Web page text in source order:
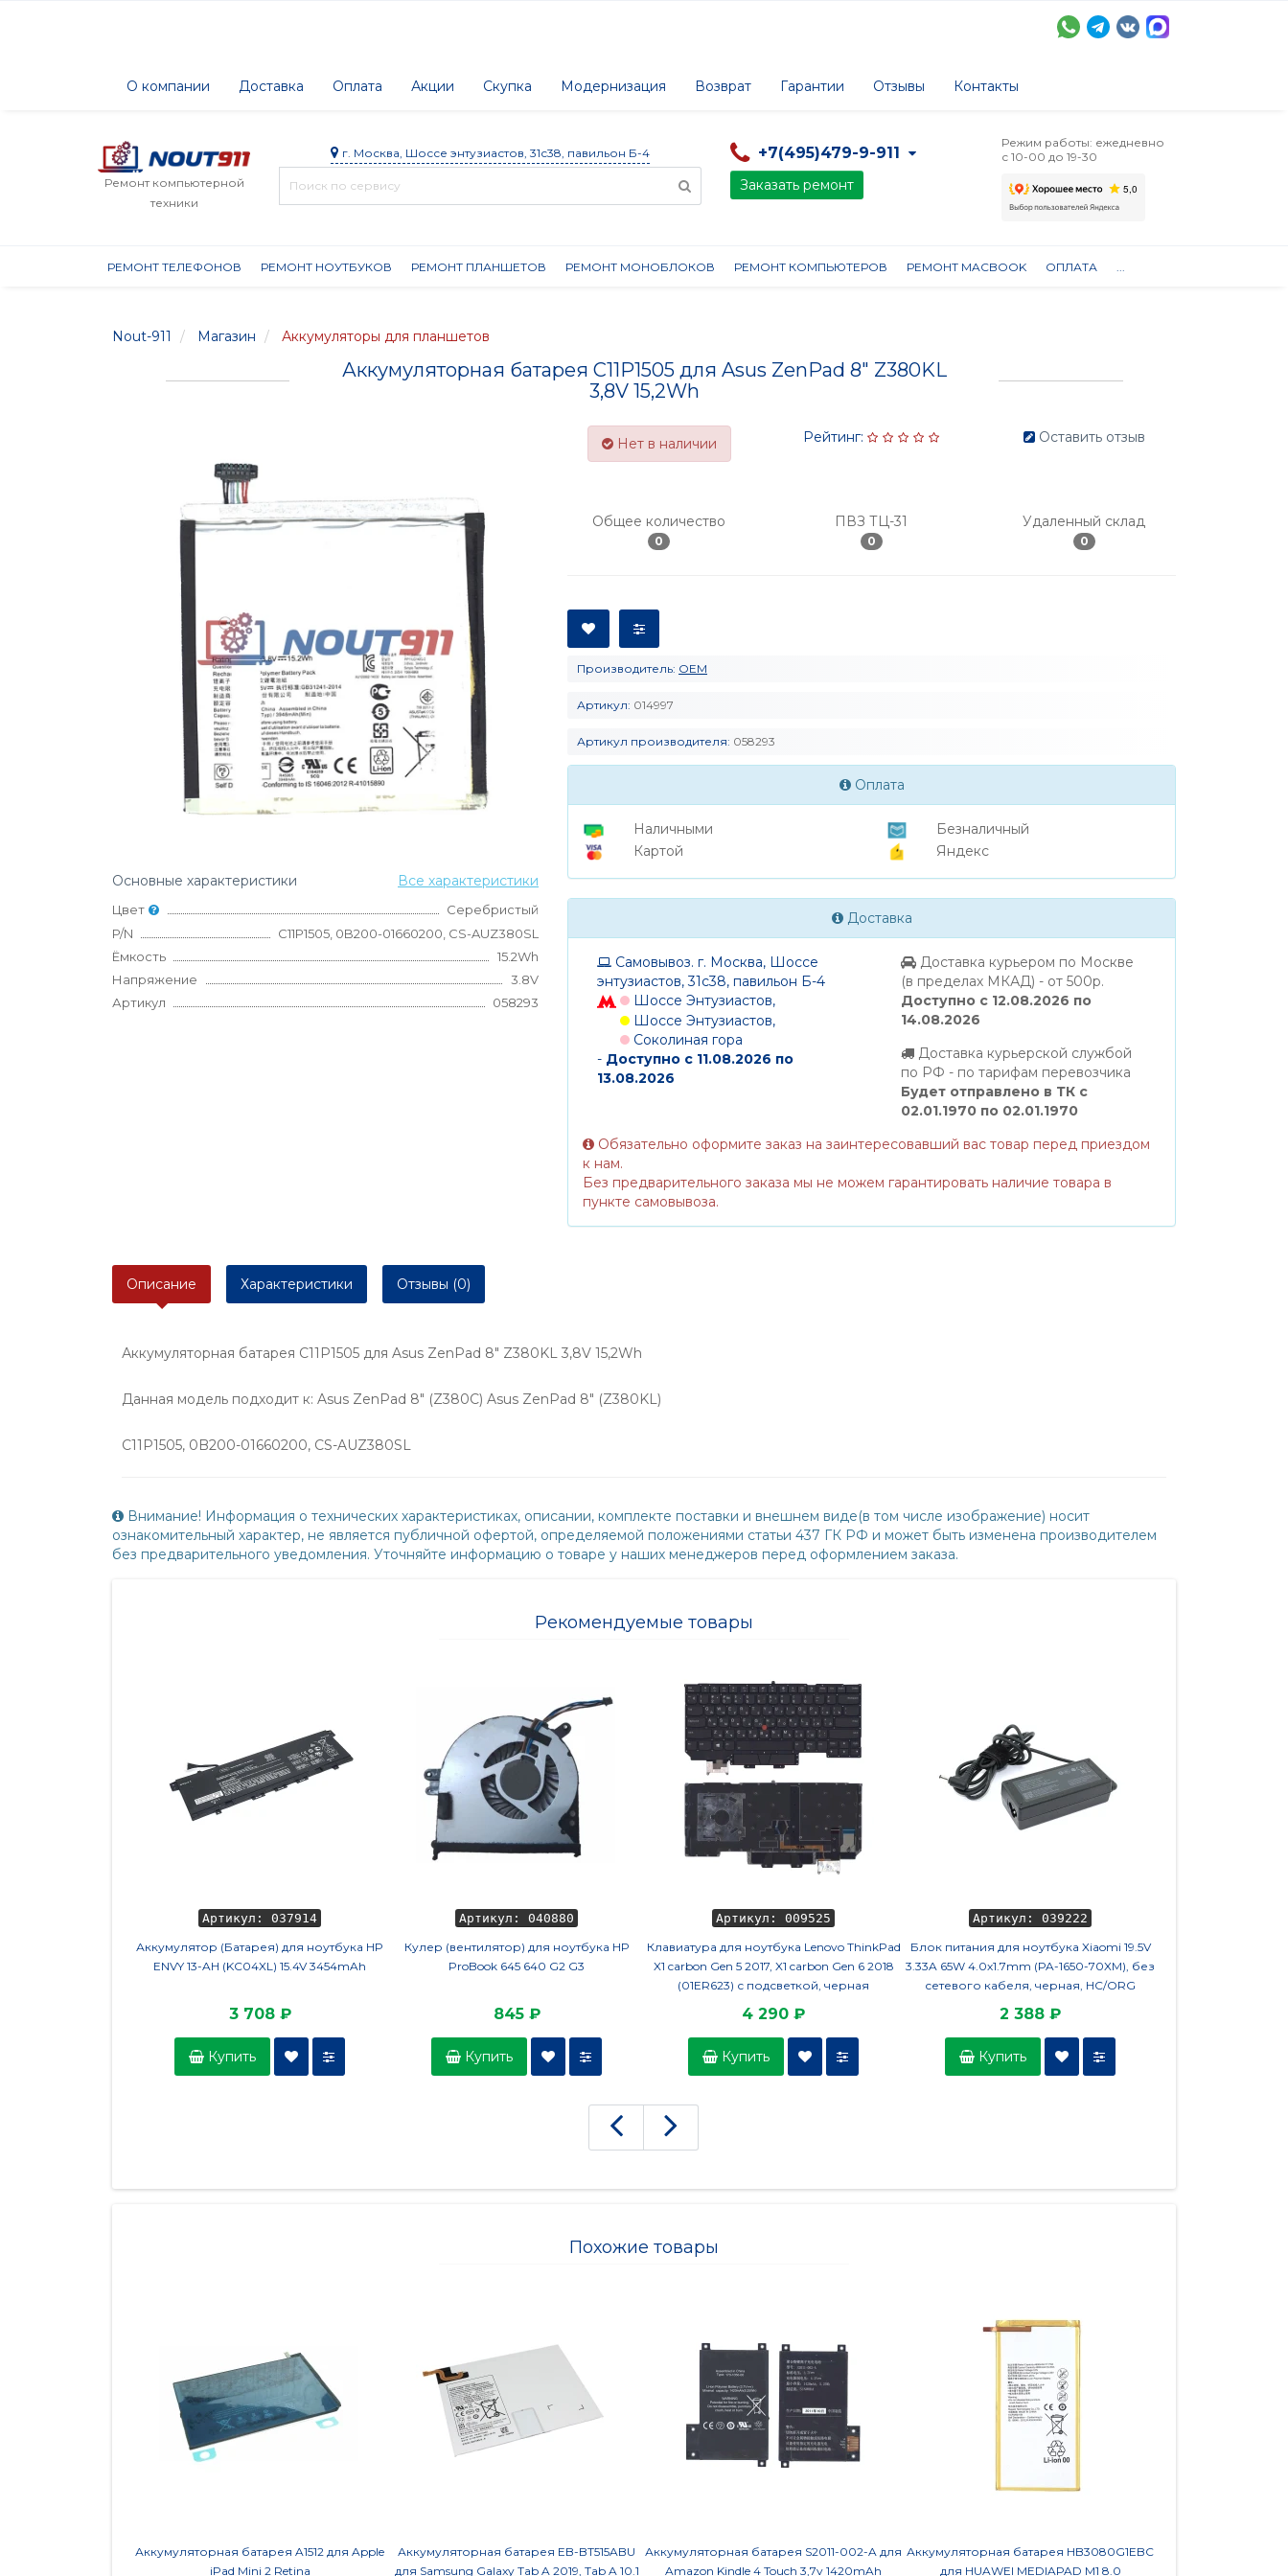
О компании Доставка Оплата Акции Скупка Модернизация Возврат Гарантии Отзывы Контакты
Ремонт компьютерной
техники
г. Москва, Шоссе энтузиастов, 31с38, павильон Б-4 +7(495)479-9-911
Заказать ремонт
Режим работы: ежедневно
с 10-00 до 19-30
РЕМОНТ ТЕЛЕФОНОВ РЕМОНТ НОУТБУКОВ РЕМОНТ ПЛАНШЕТОВ РЕМОНТ МОНОБЛОКОВ РЕМОНТ КОМПЬЮТЕРОВ РЕМОНТ MACBOOK ОПЛАТА ...
Nout-911 Магазин Аккумуляторы для планшетов
Аккумуляторная батарея C11P1505 для Asus ZenPad 8" Z380KL
3,8V 15,2Wh
Основные характеристики Все характеристики
Цвет
Серебристый
P/N
C11P1505, 0B200-01660200, CS-AUZ380SL
Ёмкость
15.2Wh
Напряжение
3.8V
Артикул
058293
Нет в наличии
Общее количество
0
Рейтинг:
ПВЗ ТЦ-31
0
Оставить отзыв
Удаленный склад
0
Производитель: OEM
Артикул: 014997
Артикул производителя: 058293
Оплата
Наличными
Картой
Безналичный
Яндекс
Доставка
Самовывоз. г. Москва, Шоссе
энтузиастов, 31с38, павильон Б-4
Шоссе Энтузиастов,
Шоссе Энтузиастов,
Соколиная гора
- Доступно с 11.08.2026 по
13.08.2026
Доставка курьером по Москве
(в пределах МКАД) - от 500р.
Доступно с 12.08.2026 по
14.08.2026
Доставка курьерской службой
по РФ - по тарифам перевозчика
Будет отправлено в ТК с
02.01.1970 по 02.01.1970
Обязательно оформите заказ на заинтересовавший вас товар перед приездом
к нам.
Без предварительного заказа мы не можем гарантировать наличие товара в
пункте самовывоза.
Описание Характеристики Отзывы (0)
Аккумуляторная батарея C11P1505 для Asus ZenPad 8" Z380KL 3,8V 15,2Wh
Данная модель подходит к: Asus ZenPad 8" (Z380C) Asus ZenPad 8" (Z380KL)
C11P1505, 0B200-01660200, CS-AUZ380SL
Внимание! Информация о технических характеристиках, описании, комплекте поставки и внешнем виде(в том числе изображение) носит
ознакомительный характер, не является публичной офертой, определяемой положениями статьи 437 ГК РФ и может быть изменена производителем
без предварительного уведомления. Уточняйте информацию о товаре у наших менеджеров перед оформлением заказа.
Рекомендуемые товары
Артикул: 037914
Аккумулятор (Батарея) для ноутбука HP
ENVY 13-AH (KC04XL) 15.4V 3454mAh
3 708 ₽
Купить
Артикул: 040880
Кулер (вентилятор) для ноутбука HP
ProBook 645 640 G2 G3
845 ₽
Купить
Артикул: 009525
Клавиатура для ноутбука Lenovo ThinkPad
X1 carbon Gen 5 2017, X1 carbon Gen 6 2018
(01ER623) с подсветкой, черная
4 290 ₽
Купить
Артикул: 039222
Блок питания для ноутбука Xiaomi 19.5V
3.33A 65W 4.0х1.7mm (PA-1650-70XM), без
сетевого кабеля, черная, HC/ORG
2 388 ₽
Купить
Похожие товары
Аккумуляторная батарея A1512 для Apple
iPad Mini 2 Retina
Аккумуляторная батарея EB-BT515ABU
для Samsung Galaxy Tab A 2019, Tab A 10.1
Аккумуляторная батарея S2011-002-A для
Amazon Kindle 4 Touch 3,7v 1420mAh
Аккумуляторная батарея HB3080G1EBC
для HUAWEI MEDIAPAD M1 8.0